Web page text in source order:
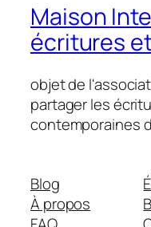
Maison
écritures
objet de
partager les
contemporaines
Blog
À propos